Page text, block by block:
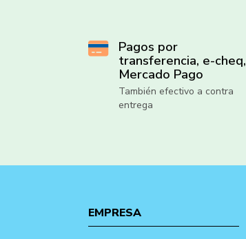
Pagos por
transferencia, e-cheq,
Mercado Pago
También efectivo a contra
entrega
EMPRESA